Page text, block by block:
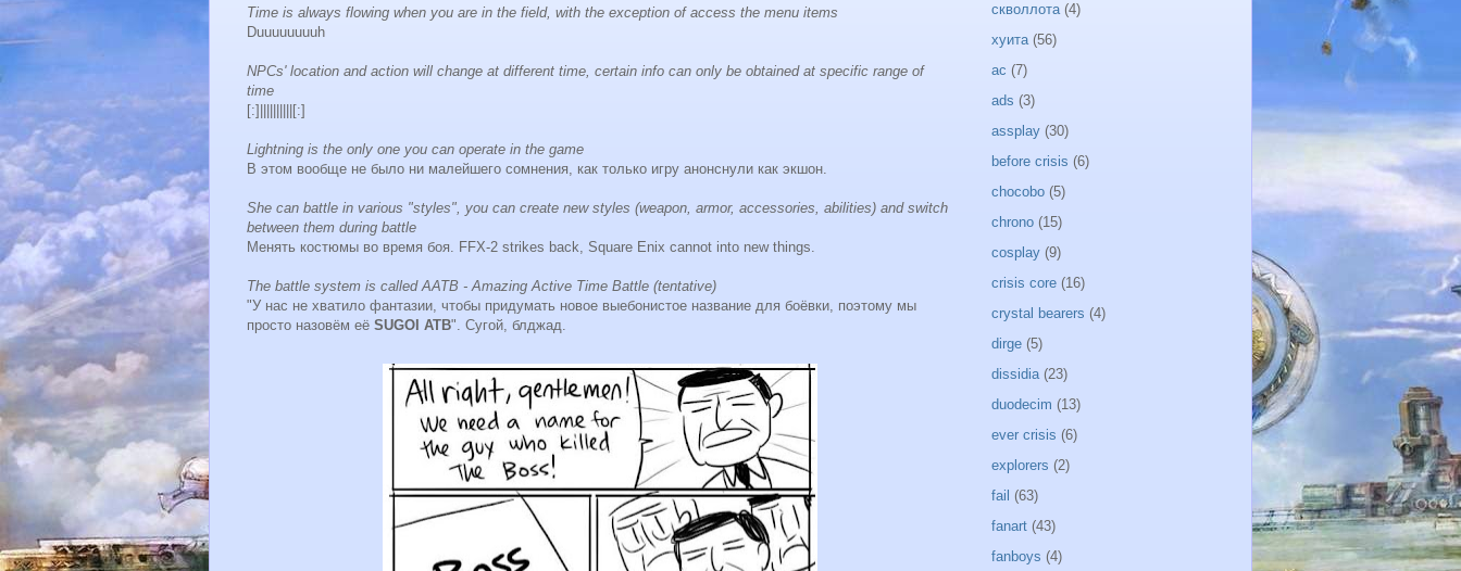
Time is always flowing when you are in the field, with the exception of access the menu items
Duuuuuuuuh
NPCs' location and action will change at different time, certain info can only be obtained at specific range of
time
[:]||||||||||[:]
Lightning is the only one you can operate in the game
В этом вообще не было ни малейшего сомнения, как только игру анонснули как экшон.
She can battle in various "styles", you can create new styles (weapon, armor, accessories, abilities) and switch
between them during battle
Менять костюмы во время боя. FFX-2 strikes back, Square Enix cannot into new things.
The battle system is called AATB - Amazing Active Time Battle (tentative)
"У нас не хватило фантазии, чтобы придумать новое выебонистое название для боёвки, поэтому мы
просто назовём её SUGOI ATB". Сугой, блджад.
скволлота (4)
хуита (56)
ac (7)
ads (3)
assplay (30)
before crisis (6)
chocobo (5)
chrono (15)
cosplay (9)
crisis core (16)
crystal bearers (4)
dirge (5)
dissidia (23)
duodecim (13)
ever crisis (6)
explorers (2)
fail (63)
fanart (43)
fanboys (4)